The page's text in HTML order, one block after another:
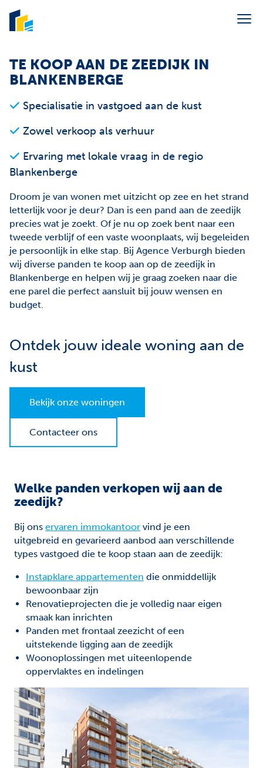
Portaal syndic
E-mail onsinfo@agenceverburgh.be
Bel ons+32 50 41 38 85
Facebook
Instagram
Jobs
Verkoop
Verhuur
Vakantieverhuur
Syndic
Over ons
Contact
TE KOOP AAN DE ZEEDIJK IN
BLANKENBERGE
Specialisatie in vastgoed aan de kust
Zowel verkoop als verhuur
Ervaring met lokale vraag in de regio
Blankenberge
Droom je van wonen met uitzicht op zee en het strand
letterlijk voor je deur? Dan is een pand aan de zeedijk
precies wat je zoekt. Of je nu op zoek bent naar een
tweede verblijf of een vaste woonplaats, wij begeleiden
je persoonlijk in elke stap. Bij Agence Verburgh bieden
wij diverse panden te koop aan op de zeedijk in
Blankenberge en helpen wij je graag zoeken naar die
ene parel die perfect aansluit bij jouw wensen en
budget.
Ontdek jouw ideale woning aan de
kust
Bekijk onze woningen
Contacteer ons
Welke panden verkopen wij aan de
zeedijk?
Bij ons ervaren immokantoor vind je een
uitgebreid en gevarieerd aanbod aan verschillende
types vastgoed die te koop staan aan de zeedijk:
Instapklare appartementen die onmiddellijk
bewoonbaar zijn
Renovatieprojecten die je volledig naar eigen
smaak kan inrichten
Panden met frontaal zeezicht of een
uitstekende ligging aan de zeedijk
Woonoplossingen met uiteenlopende
oppervlaktes en indelingen